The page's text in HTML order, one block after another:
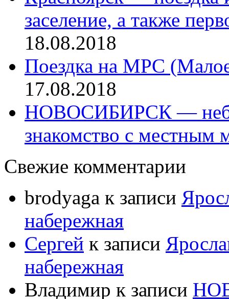
заселение, а также
18.08.2018
Поездка на МРС
17.08.2018
НОВОСИБИРСК —
знакомство с местным
Свежие комментарии
brodyaga к записи
набережная
Сергей к записи
набережная
Владимир к записи